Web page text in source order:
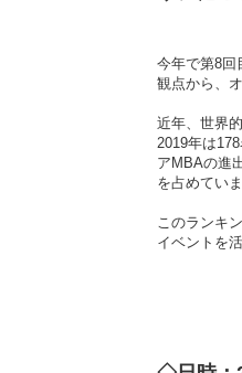
今年で第8回
観点から、
近年、世界
2019年は
アMBAの進
を占めてい
このランキ
イベントを